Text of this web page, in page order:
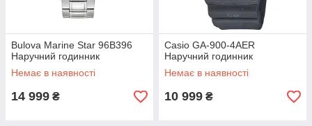
Bulova Marine Star 96B396
Наручний годинник
Немає в наявності
14 999 ₴
Casio GA-900-4AER
Наручний годинник
Немає в наявності
10 999 ₴